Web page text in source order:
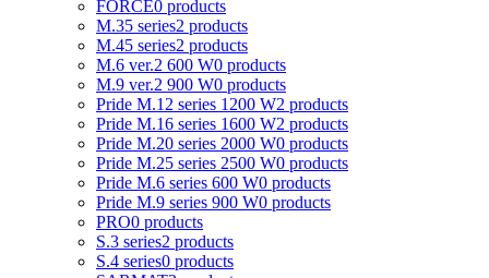
FORCE0 products
M.35 series2 products
M.45 series2 products
M.6 ver.2 600 W0 products
M.9 ver.2 900 W0 products
Pride M.12 series 1200 W2 products
Pride M.16 series 1600 W2 products
Pride M.20 series 2000 W0 products
Pride M.25 series 2500 W0 products
Pride M.6 series 600 W0 products
Pride M.9 series 900 W0 products
PRO0 products
S.3 series2 products
S.4 series0 products